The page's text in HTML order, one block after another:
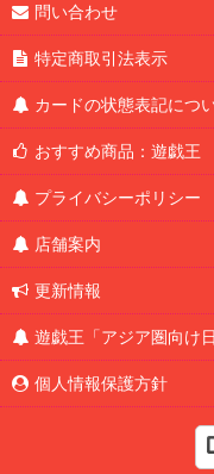
問い合わせ
特定商取引法表示
カードの状態表記につ
おすすめ商品：遊戯王
プライバシーポリシー
店舗案内
更新情報
遊戯王「アジア圏向け
個人情報保護方針